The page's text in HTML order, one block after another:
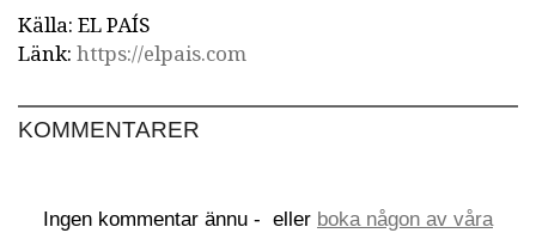
Källa: EL PAÍS
Länk: https://elpais.com
KOMMENTARER
Ingen kommentar ännu - eller boka någon av våra